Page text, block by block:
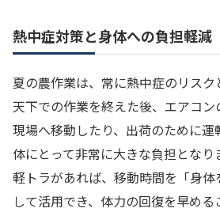
熱中症対策と身体への負担軽減
夏の農作業は、常に熱中症のリス
天下での作業を終えた後、エアコ
現場へ移動したり、出荷のために
体にとって非常に大きな負担となり
軽トラがあれば、移動時間を「身
して活用でき、体力の回復を早める